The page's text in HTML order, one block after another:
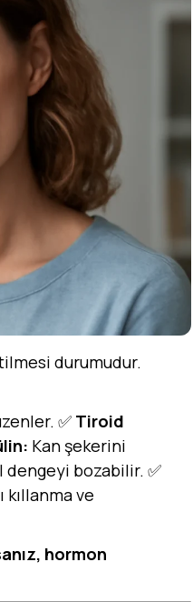
durumudur.
✅ Tiroid
Kan şekerini
dengeyi bozabilir. ✅
kıllanma ve
hormon